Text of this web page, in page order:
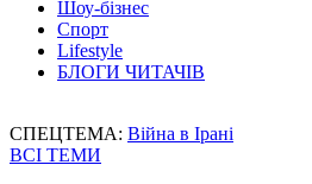
Шоу-бізнес
Спорт
Lifestyle
БЛОГИ ЧИТАЧІВ
СПЕЦТЕМА: Війна в Ірані
ВСІ ТЕМИ